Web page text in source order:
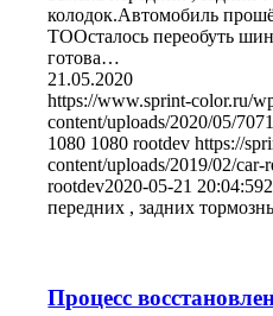
колодок.Автомобиль
ТООсталось переобуть
готова…
21.05.2020
https://www.sprint-color.ru/
content/uploads/2020/05/
1080 1080 rootdev https://
content/uploads/2019/02/car-
rootdev2020-05-21 20:04:59
передних , задних
Процесс